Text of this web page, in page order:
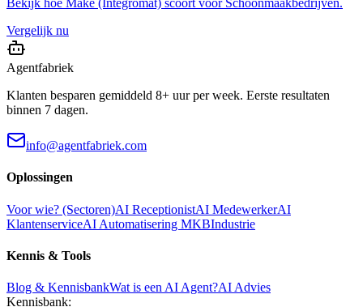
Bekijk hoe Make (Integromat) scoort voor Schoonmaakbedrijven.
Vergelijk nu
Agentfabriek
Klanten besparen gemiddeld 8+ uur per week. Eerste resultaten
binnen 7 dagen.
info@agentfabriek.com
Oplossingen
Voor wie? (Sectoren)AI ReceptionistAI MedewerkerAI
KlantenserviceAI Automatisering MKBIndustrie
Kennis & Tools
Blog & KennisbankWat is een AI Agent?AI Advies
Kennisbank: